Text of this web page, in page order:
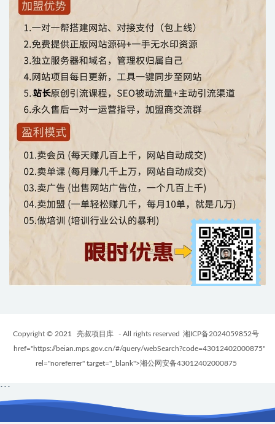
Copyright © 2021 亮叔项目库 - All rights reserved 湘ICP备2024059852号
href="https://beian.mps.gov.cn/#/query/webSearch?code=43012402000875"
rel="noreferrer" target="_blank">湘公网安备43012402000875
```